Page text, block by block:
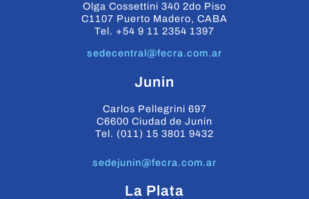
Olga Cossettini 340 2do Piso
C1107 Puerto Madero, CABA
Tel. +54 9 11 2354 1397
sedecentral@fecra.com.ar
Junin
Carlos Pellegrini 697
C6600 Ciudad de Junín
Tel. (011) 15 3801 9432
sedejunin@fecra.com.ar
La Plata